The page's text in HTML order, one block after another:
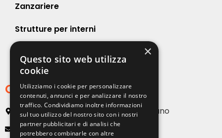
Zanzariere
Strutture per interni
Contatti
Via Emilia, 13 20090 Buccinasco – Milano
info@solartendemilano.it
×
Questo sito web utilizza
cookie
Utilizziamo i cookie per personalizzare
contenuti, annunci e per analizzare il nostro
traffico. Condividiamo inoltre informazioni
sul tuo utilizzo del nostro sito con i nostri
partner pubblicitari e di analisi che
potrebbero combinarle con altre